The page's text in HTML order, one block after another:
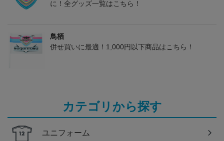
に！全グッズ一覧はこちら！
鳥栖
併せ買いに最適！1,000円以下商品はこちら！
カテゴリから探す
ユニフォーム